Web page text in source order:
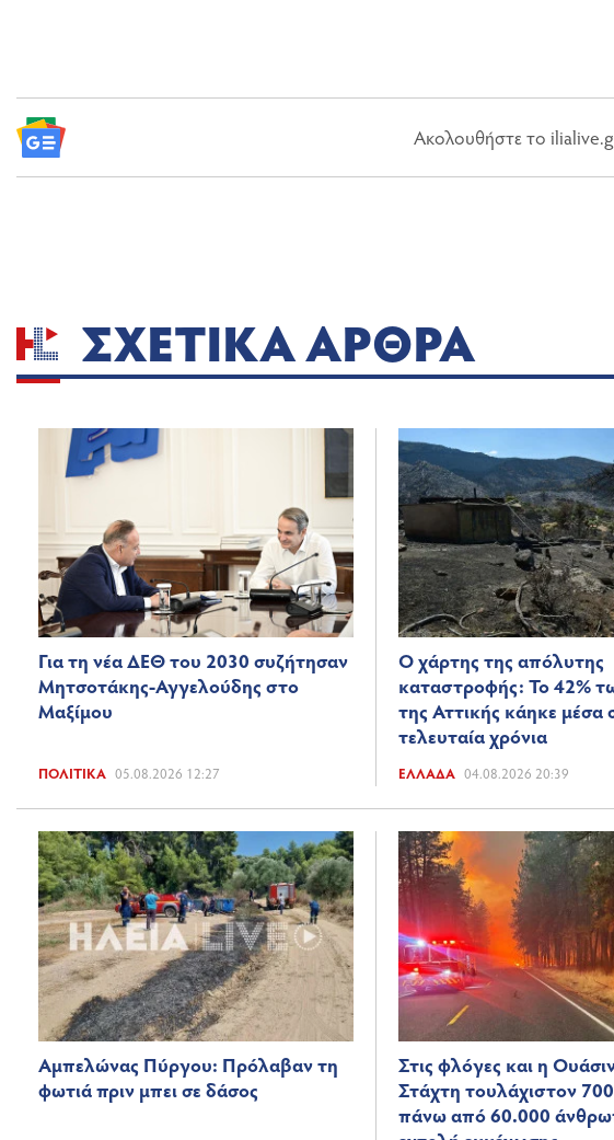
Ακολουθήστε το
ΣΧΕΤΙΚΆ ΆΡΘΡΑ
Για τη νέα ΔΕΘ του 2030 συζήτησαν
Μητσοτάκης-Αγγελούδης στο
Μαξίμου
ΠΟΛΙΤΙΚΆ 05.08.2026 12:27
Ο χάρτης της απόλυτης
καταστροφής: Το 42%
της Αττικής κάηκε μέσα
τελευταία χρόνια
ΕΛΛΆΔΑ 04.08.2026 20:39
Αμπελώνας Πύργου: Πρόλαβαν τη
φωτιά πριν μπει σε δάσος
Στις φλόγες και η
Στάχτη τουλάχιστον
πάνω από 60.000